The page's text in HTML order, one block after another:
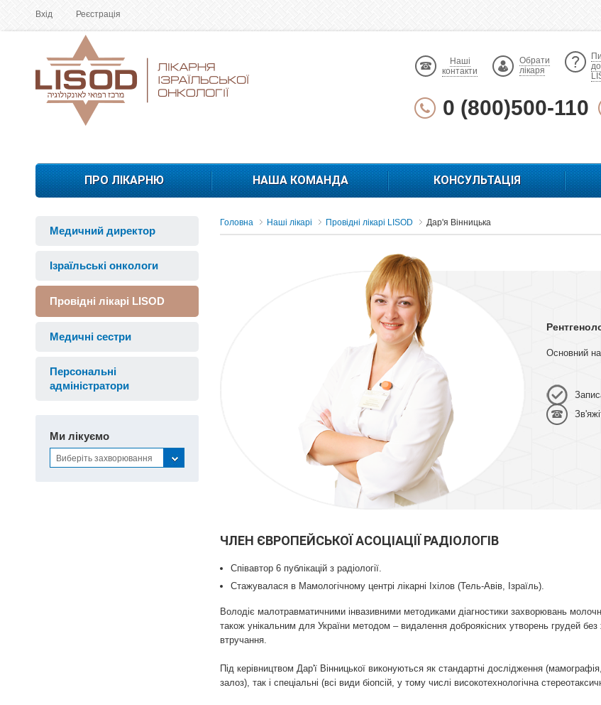
Вхід Реєстрація
Наші
контакти
Обрати
лікаря
до
0 (800)500-110
ПРО ЛІКАРНЮ НАША КОМАНДА КОНСУЛЬТАЦІЯ
Медичний директор
Ізраїльські онкологи
Провідні лікарі LISOD
Медичні сестри
Персональні
адміністратори
Ми лікуємо
Виберіть захворювання
Головна Наші лікарі Провідні лікарі LISOD Дар'я Вінницька
Основний
ЧЛЕН ЄВРОПЕЙСЬКОЇ АСОЦІАЦІЇ РАДІОЛОГІВ
Співавтор 6 публікацій з радіології.
Стажувалася в Мамологічному центрі лікарні Іхілов (Тель-Авів, Ізраїль).
Володіє малотравматичними інвазивними методиками діагностики захворювань
також унікальним для України методом – видалення доброякісних утворень грудей без
втручання.
Під керівництвом Дар'ї Вінницької виконуються як стандартні дослідження
залоз), так і спеціальні (всі види біопсій, у тому числі високотехнологічна